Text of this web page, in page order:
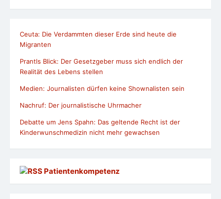
Ceuta: Die Verdammten dieser Erde sind heute die
Migranten
Prantls Blick: Der Gesetzgeber muss sich endlich der
Realität des Lebens stellen
Medien: Journalisten dürfen keine Shownalisten sein
Nachruf: Der journalistische Uhrmacher
Debatte um Jens Spahn: Das geltende Recht ist der
Kinderwunschmedizin nicht mehr gewachsen
Patientenkompetenz